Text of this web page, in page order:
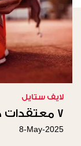
لايف ستايل
7 معتقدات خاطئة عن رياضة الجري
8-May-2025